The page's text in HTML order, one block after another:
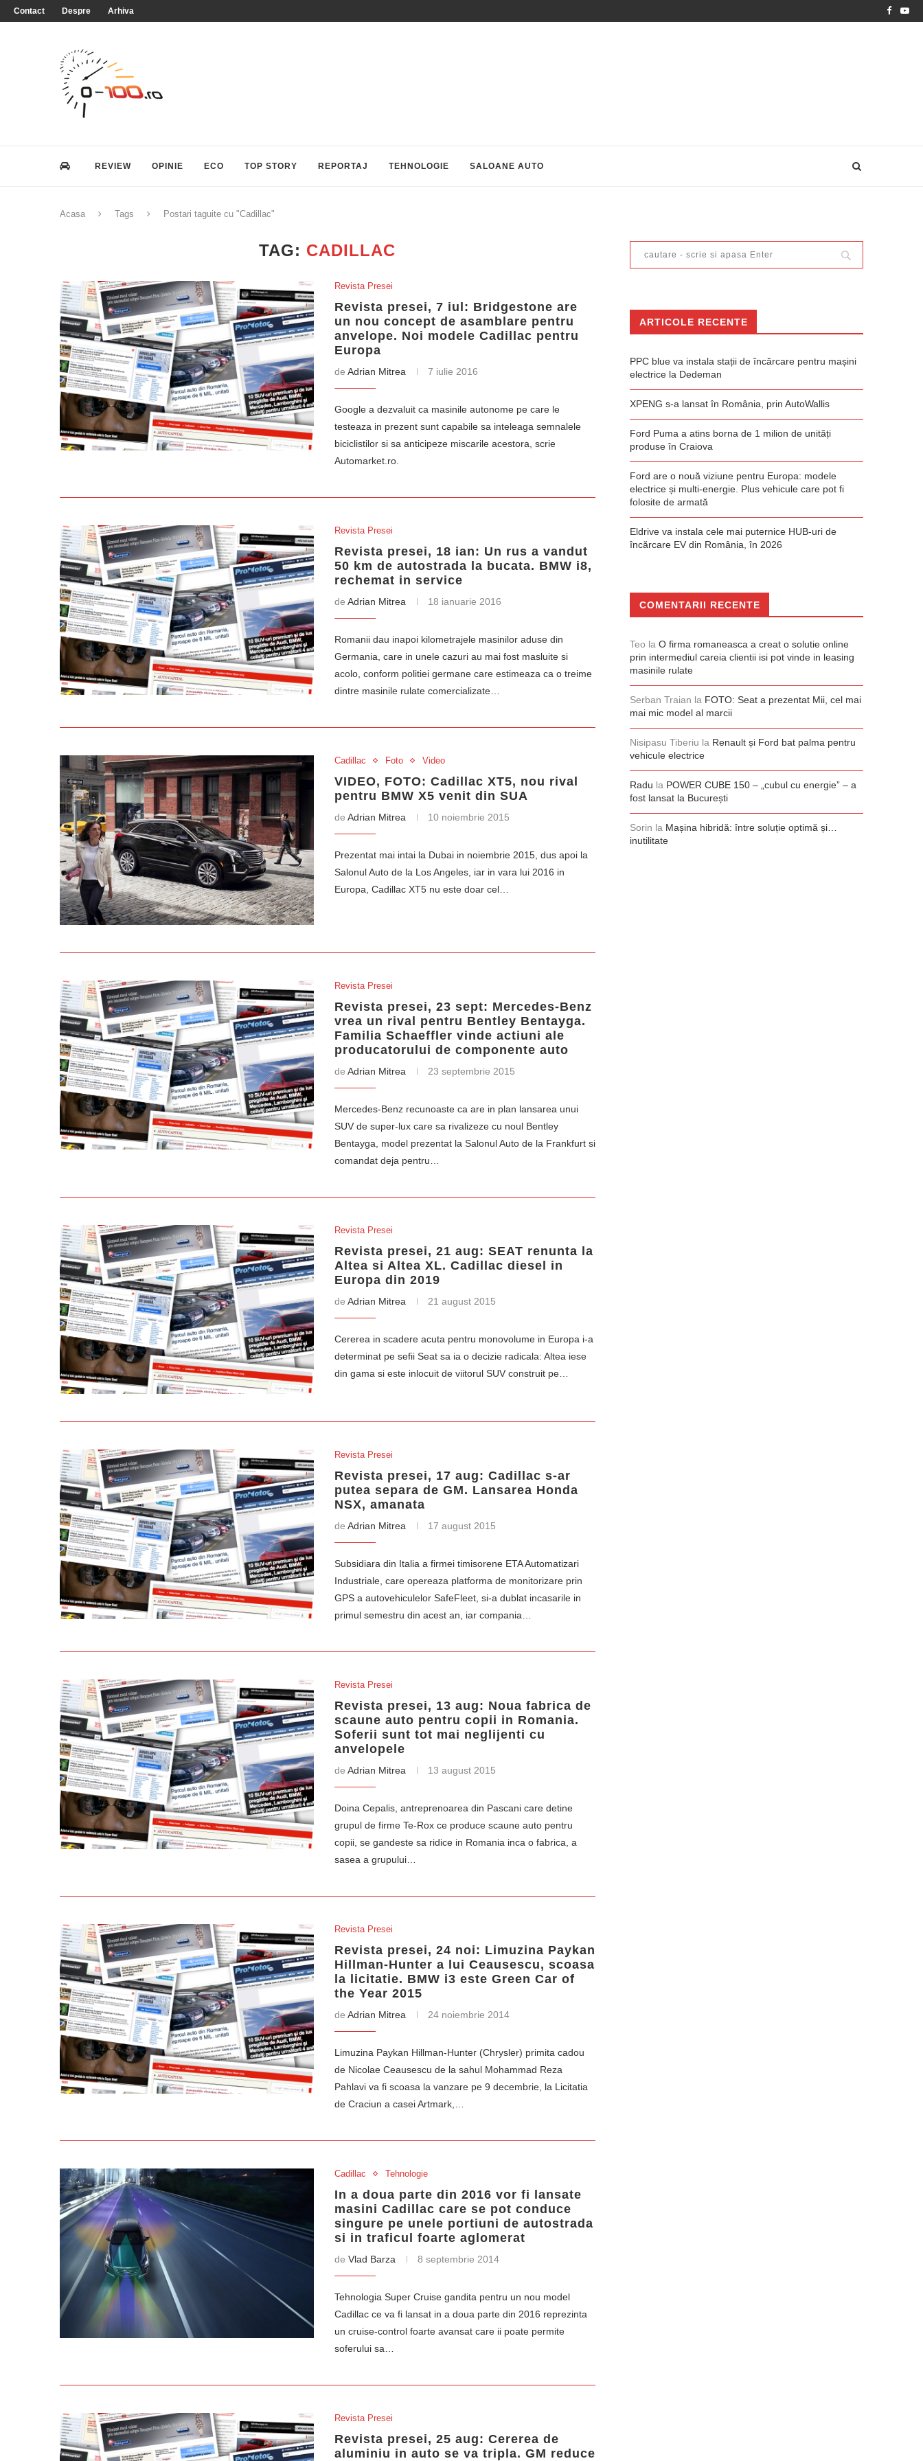
Contact Despre Arhiva
REVIEW OPINIE ECO TOP STORY REPORTAJ TEHNOLOGIE SALOANE AUTO
Acasa Tags Postari taguite cu "Cadillac"
TAG: CADILLAC
Revista Presei
Revista presei, 7 iul: Bridgestone are
un nou concept de asamblare pentru
anvelope. Noi modele Cadillac pentru
Europa
de Adrian Mitrea 7 iulie 2016
Google a dezvaluit ca masinile autonome pe care le
testeaza in prezent sunt capabile sa inteleaga semnalele
biciclistilor si sa anticipeze miscarile acestora, scrie
Automarket.ro.
Revista Presei
Revista presei, 18 ian: Un rus a vandut
50 km de autostrada la bucata. BMW i8,
rechemat in service
de Adrian Mitrea 18 ianuarie 2016
Romanii dau inapoi kilometrajele masinilor aduse din
Germania, care in unele cazuri au mai fost masluite si
acolo, conform politiei germane care estimeaza ca o treime
dintre masinile rulate comercializate…
Cadillac Foto Video
VIDEO, FOTO: Cadillac XT5, nou rival
pentru BMW X5 venit din SUA
de Adrian Mitrea 10 noiembrie 2015
Prezentat mai intai la Dubai in noiembrie 2015, dus apoi la
Salonul Auto de la Los Angeles, iar in vara lui 2016 in
Europa, Cadillac XT5 nu este doar cel…
Revista Presei
Revista presei, 23 sept: Mercedes-Benz
vrea un rival pentru Bentley Bentayga.
Familia Schaeffler vinde actiuni ale
producatorului de componente auto
de Adrian Mitrea 23 septembrie 2015
Mercedes-Benz recunoaste ca are in plan lansarea unui
SUV de super-lux care sa rivalizeze cu noul Bentley
Bentayga, model prezentat la Salonul Auto de la Frankfurt si
comandat deja pentru…
Revista Presei
Revista presei, 21 aug: SEAT renunta la
Altea si Altea XL. Cadillac diesel in
Europa din 2019
de Adrian Mitrea 21 august 2015
Cererea in scadere acuta pentru monovolume in Europa i-a
determinat pe sefii Seat sa ia o decizie radicala: Altea iese
din gama si este inlocuit de viitorul SUV construit pe…
Revista Presei
Revista presei, 17 aug: Cadillac s-ar
putea separa de GM. Lansarea Honda
NSX, amanata
de Adrian Mitrea 17 august 2015
Subsidiara din Italia a firmei timisorene ETA Automatizari
Industriale, care opereaza platforma de monitorizare prin
GPS a autovehiculelor SafeFleet, si-a dublat incasarile in
primul semestru din acest an, iar compania…
Revista Presei
Revista presei, 13 aug: Noua fabrica de
scaune auto pentru copii in Romania.
Soferii sunt tot mai neglijenti cu
anvelopele
de Adrian Mitrea 13 august 2015
Doina Cepalis, antreprenoarea din Pascani care detine
grupul de firme Te-Rox ce produce scaune auto pentru
copii, se gandeste sa ridice in Romania inca o fabrica, a
sasea a grupului…
Revista Presei
Revista presei, 24 noi: Limuzina Paykan
Hillman-Hunter a lui Ceausescu, scoasa
la licitatie. BMW i3 este Green Car of
the Year 2015
de Adrian Mitrea 24 noiembrie 2014
Limuzina Paykan Hillman-Hunter (Chrysler) primita cadou
de Nicolae Ceausescu de la sahul Mohammad Reza
Pahlavi va fi scoasa la vanzare pe 9 decembrie, la Licitatia
de Craciun a casei Artmark,…
Cadillac Tehnologie
In a doua parte din 2016 vor fi lansate
masini Cadillac care se pot conduce
singure pe unele portiuni de autostrada
si in traficul foarte aglomerat
de Vlad Barza 8 septembrie 2014
Tehnologia Super Cruise gandita pentru un nou model
Cadillac ce va fi lansat in a doua parte din 2016 reprezinta
un cruise-control foarte avansat care ii poate permite
soferului sa…
Revista Presei
Revista presei, 25 aug: Cererea de
aluminiu in auto se va tripla. GM reduce
ARTICOLE RECENTE
PPC blue va instala stații de încărcare pentru mașini
electrice la Dedeman
XPENG s-a lansat în România, prin AutoWallis
Ford Puma a atins borna de 1 milion de unități
produse în Craiova
Ford are o nouă viziune pentru Europa: modele
electrice și multi-energie. Plus vehicule care pot fi
folosite de armată
Eldrive va instala cele mai puternice HUB-uri de
încărcare EV din România, în 2026
COMENTARII RECENTE
Teo la O firma romaneasca a creat o solutie online
prin intermediul careia clientii isi pot vinde in leasing
masinile rulate
Serban Traian la FOTO: Seat a prezentat Mii, cel mai
mai mic model al marcii
Nisipasu Tiberiu la Renault și Ford bat palma pentru
vehicule electrice
Radu la POWER CUBE 150 – „cubul cu energie” – a
fost lansat la București
Sorin la Mașina hibridă: între soluție optimă și…
inutilitate